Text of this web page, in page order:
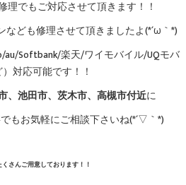
理でもご対応させて頂きます！！
ども修理させて頂きましたよ(*´ω｀*)
au/Softbank/楽天/ワイモバイル/UQモバ
対応可能です！！
、池田市、茨木市、高槻市付近に
もお気軽にご相談下さいね(*´▽｀*)
さんご用意しております！！